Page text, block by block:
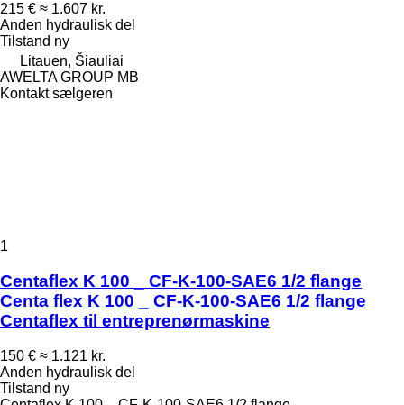
215 € ≈ 1.607 kr.
Anden hydraulisk del
Tilstand ny
Litauen, Šiauliai
AWELTA GROUP MB
Kontakt sælgeren
1
Centaflex K 100 _ CF-K-100-SAE6 1/2 flange
Centa flex K 100 _ CF-K-100-SAE6 1/2 flange
Centaflex til entreprenørmaskine
150 € ≈ 1.121 kr.
Anden hydraulisk del
Tilstand ny